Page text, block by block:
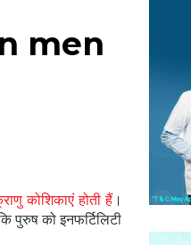
men
कोशिकाएं होती हैं।
को इनफर्टिलिटी